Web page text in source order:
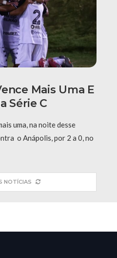
Mais Uma E
Série C
uma, na noite desse
o Anápolis, por 2 a 0, no
NOTÍCIAS